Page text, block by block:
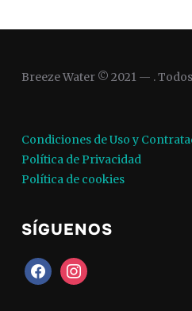
Breeze Water © 2021 — .
Condiciones de Uso y
Política de Privacidad
Política de cookies
SÍGUENOS
facebookinstagram